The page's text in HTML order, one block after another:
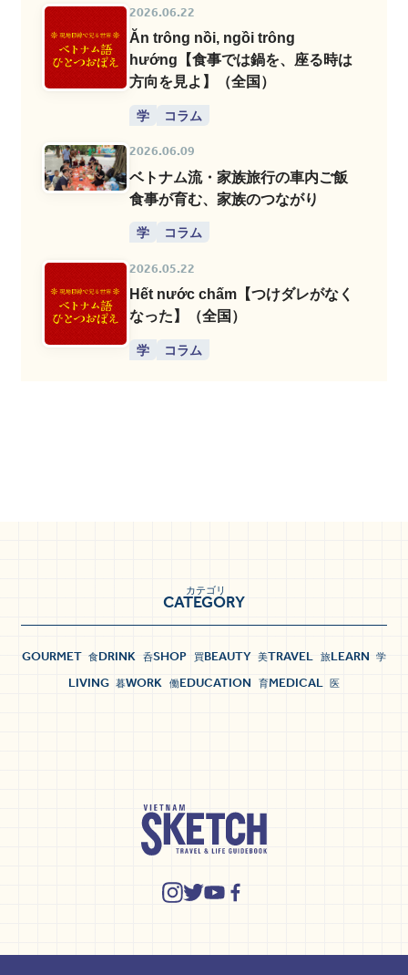
2026.06.22
Ăn trông nồi, ngồi trông
hướng【食事では鍋を、座る時は
方向を見よ】（全国）
学 コラム
2026.06.09
ベトナム流・家族旅行の車内ご飯
食事が育む、家族のつながり
学 コラム
2026.05.22
Hết nước chấm【つけダレがなく
なった】（全国）
学 コラム
CATEGORY
カテゴリ
GOURMET 食DRINK 呑SHOP 買BEAUTY 美TRAVEL 旅LEARN 学
LIVING 暮WORK 働EDUCATION 育MEDICAL 医